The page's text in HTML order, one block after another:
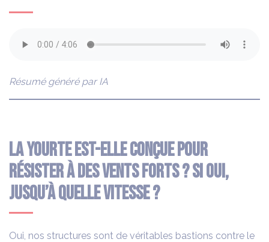
Résumé généré par IA
La yourte est-elle conçue pour
résister à des vents forts ? Si oui,
jusqu’à quelle vitesse ?
Oui, nos structures sont de véritables bastions contre le